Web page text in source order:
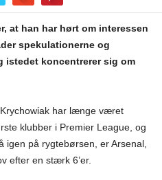
at han har hørt om interessen
spekulationerne og
istedet koncentrerer sig om
har længe været
klubber i Premier League, og
igen på rygtebørsen, er Arsenal,
efter en stærk 6’er.